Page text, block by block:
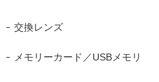
交換レンズ
メモリーカード／USBメモリ